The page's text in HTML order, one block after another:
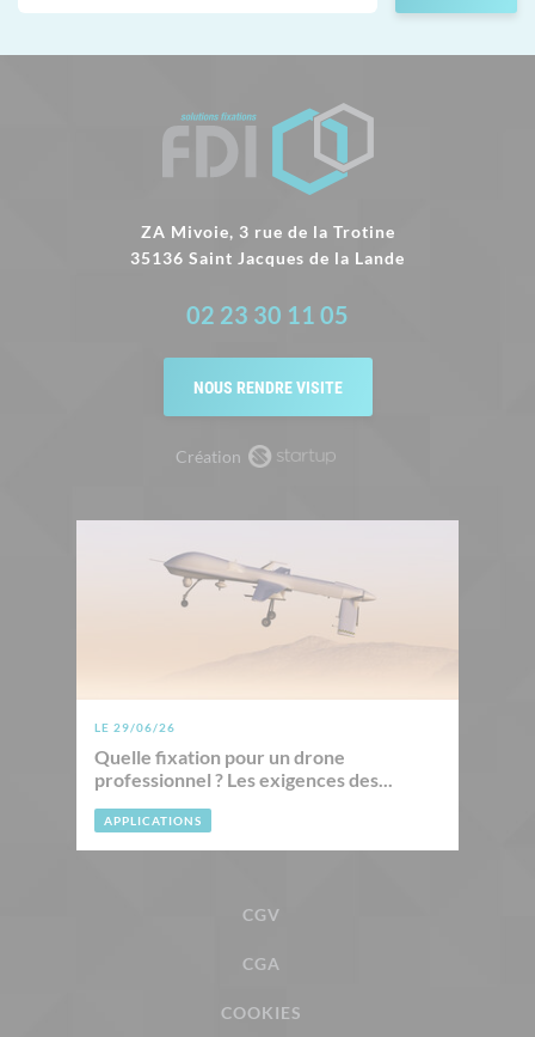
ZA Mivoie, 3 rue de la Trotine
35136 Saint Jacques de la Lande
02 23 30 11 05
NOUS RENDRE VISITE
Création
LE 29/06/26
Quelle fixation pour un drone
professionnel ? Les exigences des...
APPLICATIONS
CGV
CGA
COOKIES